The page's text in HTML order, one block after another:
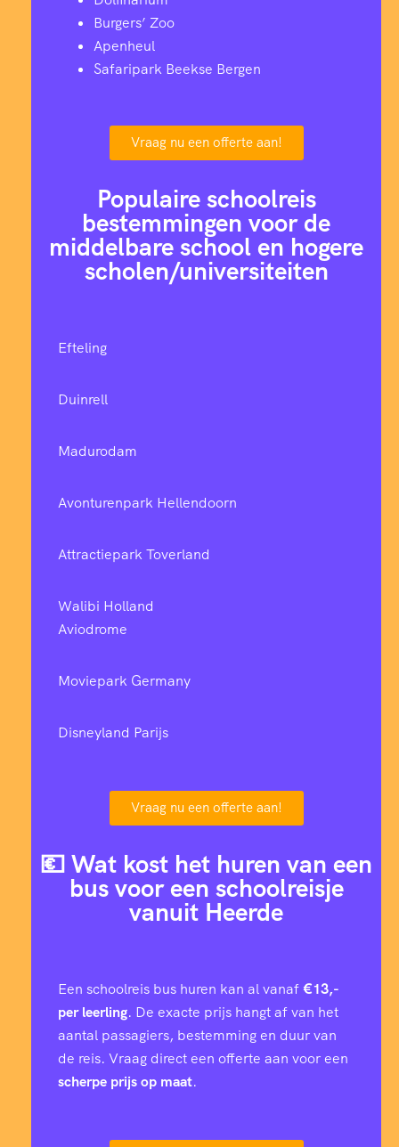
Burgers’ Zoo
Apenheul
Safaripark Beekse Bergen
Vraag nu een offerte aan!
Populaire schoolreis
bestemmingen voor de
middelbare school en hogere
scholen/universiteiten
Efteling
Duinrell
Madurodam
Avonturenpark Hellendoorn
Attractiepark Toverland
Walibi Holland
Aviodrome
Moviepark Germany
Disneyland Parijs
Vraag nu een offerte aan!
💶 Wat kost het huren van een
bus voor een schoolreisje
vanuit Heerde
Een schoolreis bus huren kan al vanaf€13,-
per leerling. De exacte prijs hangt af van het
aantal passagiers, bestemming en duur van
de reis. Vraag direct een offerte aan voor een
scherpe prijs op maat.